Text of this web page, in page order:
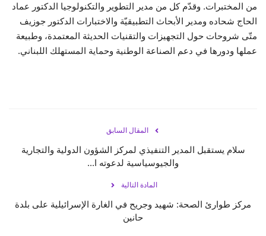
من المختبرات. وقدّم كل من مدير التطوير والتكنولوجيا الدكتور عماد
الحاج شحاده ومدير الأبحاث التطبيقيّة والاختبارات الدكتور جوزيف
متّى شروحات حول التجهيزات والتقنيات الحديثة المعتمدة، وطبيعة
عملها ودورها في دعم الصناعة الوطنية وحماية المستهلك اللبناني.
المقال السابق
سلام يستقبل المدير التنفيذي لمركز الشؤون الدولية والتجارية
والجيوسياسية لدعوته ا...
المادة التالية
‏مركز طوارئ الصحة: شهيد وجريح في الغارة الإسرائيلية على بلدة
حانين